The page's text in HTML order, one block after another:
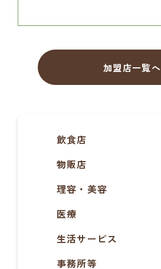
加盟店一覧へ
飲食店
物販店
理容・美容
医療
生活サービス
事務所等